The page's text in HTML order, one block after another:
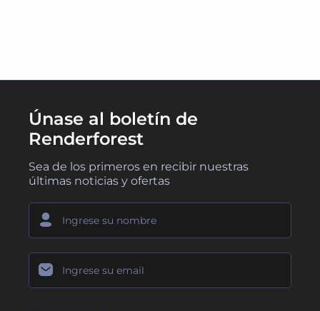
Únase al boletín de
Renderforest
Sea de los primeros en recibir nuestras
últimas noticias y ofertas